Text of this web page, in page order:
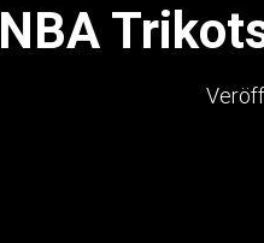
NBA